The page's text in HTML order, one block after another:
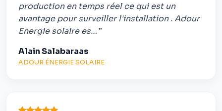
production en temps réel ce qui est un
avantage pour surveiller l'installation . Adour
Energie solaire es…”
Alain Salabaraas
ADOUR ÉNERGIE SOLAIRE